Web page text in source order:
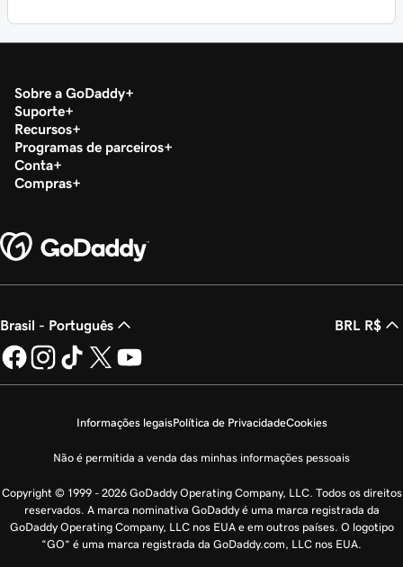
Sobre a GoDaddy
Suporte
Recursos
Programas de parceiros
Conta
Compras
Brasil - Português BRL R$
Informações legaisPolítica de PrivacidadeCookies
Não é permitida a venda das minhas informações pessoais
Copyright © 1999 - 2026 GoDaddy Operating Company, LLC. Todos os direitos
reservados. A marca nominativa GoDaddy é uma marca registrada da
GoDaddy Operating Company, LLC nos EUA e em outros países. O logotipo
“GO” é uma marca registrada da GoDaddy.com, LLC nos EUA.